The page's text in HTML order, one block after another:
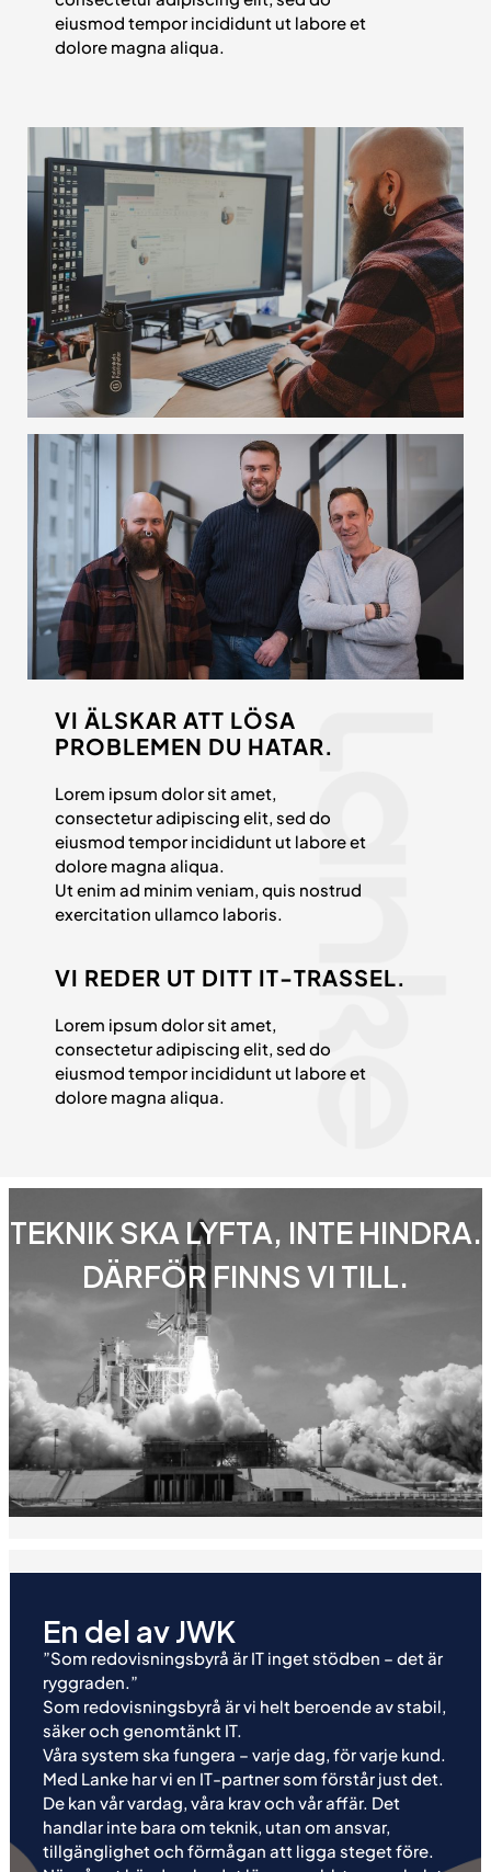
eiusmod tempor incididunt ut labore et
dolore magna aliqua.
VI ÄLSKAR ATT LÖSA
PROBLEMEN DU HATAR.
Lorem ipsum dolor sit amet,
consectetur adipiscing elit, sed do
eiusmod tempor incididunt ut labore et
dolore magna aliqua.
Ut enim ad minim veniam, quis nostrud
exercitation ullamco laboris.
VI REDER UT DITT IT-TRASSEL.
Lorem ipsum dolor sit amet,
consectetur adipiscing elit, sed do
eiusmod tempor incididunt ut labore et
dolore magna aliqua.
TEKNIK SKA LYFTA, INTE HINDRA.
DÄRFÖR FINNS VI TILL.
En del av JWK
”Som redovisningsbyrå är IT inget stödben – det är
ryggraden.”
Som redovisningsbyrå är vi helt beroende av stabil,
säker och genomtänkt IT.
Våra system ska fungera – varje dag, för varje kund.
Med Lanke har vi en IT-partner som förstår just det.
De kan vår vardag, våra krav och vår affär. Det
handlar inte bara om teknik, utan om ansvar,
tillgänglighet och förmågan att ligga steget före.